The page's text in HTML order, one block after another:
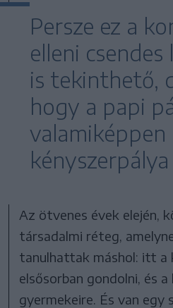
Persze ez a
elleni csendes
is tekinthető,
hogy a papi
valamiképpen
Az ötvenes évek elején,
társadalmi réteg,
tanulhattak máshol: itt a
elsősorban gondolni, és a
gyermekeire. És van egy